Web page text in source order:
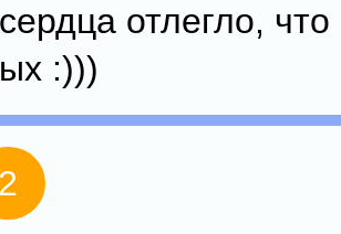
отлегло,
:)))
2